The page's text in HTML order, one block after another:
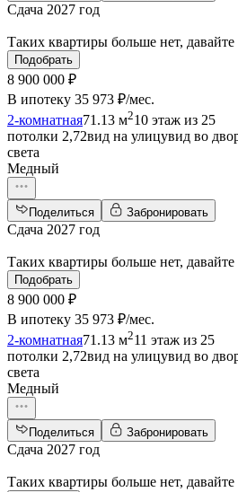
Сдача 2027 год
Таких квартиры больше нет,
Подобрать
8 900 000 ₽
В ипотеку 35 973 ₽/мес.
2-комнатная71.13 м210 этаж из 25
потолки 2,72вид на улицувид во
света
Медный
Поделиться Забронировать
Сдача 2027 год
Таких квартиры больше нет,
Подобрать
8 900 000 ₽
В ипотеку 35 973 ₽/мес.
2-комнатная71.13 м211 этаж из 25
потолки 2,72вид на улицувид во
света
Медный
Поделиться Забронировать
Сдача 2027 год
Таких квартиры больше нет,